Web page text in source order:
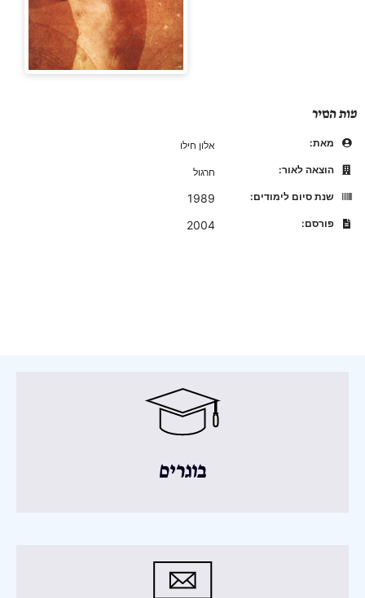
מות הנזיר
מאת:
אלון חילו
הוצאה לאור:
חרגול
שנת סיום לימודים:
1989
פורסם: 2004
בוגרים